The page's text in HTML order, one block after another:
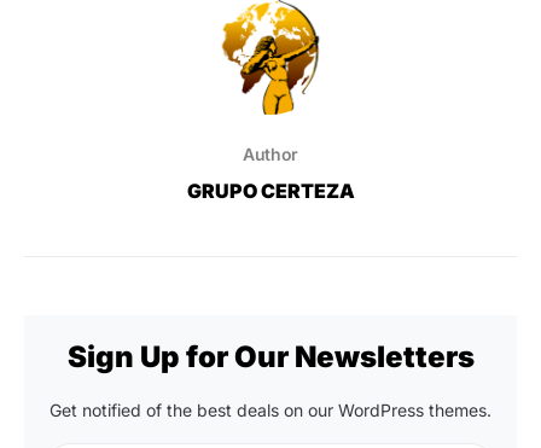
Author
GRUPO CERTEZA
Sign Up for Our Newsletters
Get notified of the best deals on our WordPress themes.